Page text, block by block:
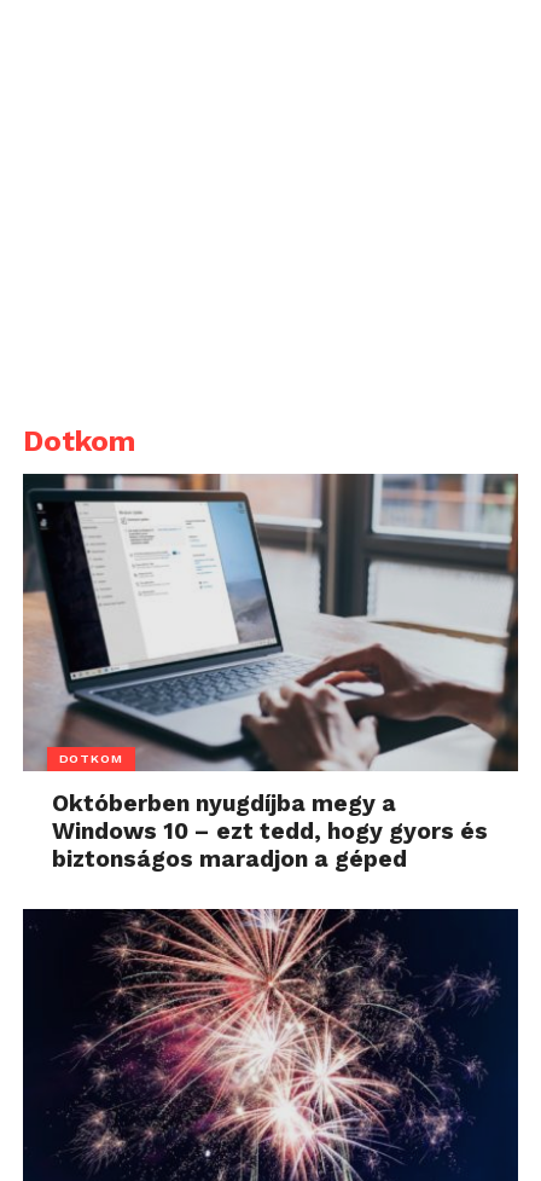
Dotkom
DOTKOM
Októberben nyugdíjba megy a
Windows 10 – ezt tedd, hogy gyors és
biztonságos maradjon a géped